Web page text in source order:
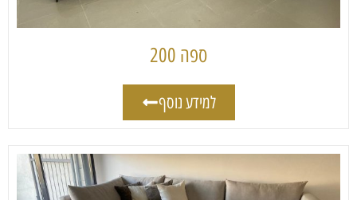
ספה 200
למידע נוסף